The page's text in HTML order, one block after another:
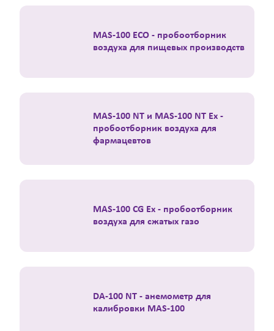
MAS-100 ECO - пробоотборник
воздуха для пищевых производств
MAS-100 NT и MAS-100 NT Ex -
пробоотборник воздуха для
фармацевтов
MAS-100 CG Ex - пробоотборник
воздуха для сжатых газо
DA-100 NT - анемометр для
калибровки MAS-100